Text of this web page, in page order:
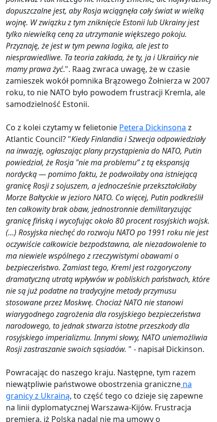
dopuszczalne jest, aby Rosja wciągnęła cały świat w wielką
wojnę. W związku z tym zniknięcie Estonii lub Ukrainy jest
tylko niewielką ceną za utrzymanie większego pokoju.
Przyznaję, że jest w tym pewna logika, ale jest to
niesprawiedliwe. Ta teoria zakłada, że ​​ty, ja i Ukraińcy nie
mamy prawa żyć.". Raag zwraca uwagę, że w czasie
zamieszek wokół pomnika Brązowego Żołnierza w 2007
roku, to nie NATO było powodem frustracji Kremla, ale
samodzielność Estonii.
Co z kolei czytamy w felietonie Petera Dickinsona z
Atlantic Council? "Kiedy Finlandia i Szwecja odpowiedziały
na inwazję, ogłaszając plany przystąpienia do NATO, Putin
powiedział, że Rosja "nie ma problemu” z tą ekspansją
nordycką — pomimo faktu, że podwoiłaby ona istniejącą
granicę Rosji z sojuszem, a jednocześnie przekształciłaby
Morze Bałtyckie w jezioro NATO. Co więcej, Putin podkreślił
ten całkowity brak obaw, jednostronnie demilitaryzując
granicę fińską i wycofując około 80 procent rosyjskich wojsk.
(...) Rosyjska niechęć do rozwoju NATO po 1991 roku nie jest
oczywiście całkowicie bezpodstawna, ale niezadowolenie to
ma niewiele wspólnego z rzeczywistymi obawami o
bezpieczeństwo. Zamiast tego, Kreml jest rozgoryczony
dramatyczną utratą wpływów w pobliskich państwach, które
nie są już podatne na tradycyjne metody przymusu
stosowane przez Moskwę. Chociaż NATO nie stanowi
wiarygodnego zagrożenia dla rosyjskiego bezpieczeństwa
narodowego, to jednak stwarza istotne przeszkody dla
rosyjskiego imperializmu. Innymi słowy, NATO uniemożliwia
Rosji zastraszanie swoich sąsiadów. " - napisał Dickinson.
Powracając do naszego kraju. Następne, tym razem
niewątpliwie państwowe obostrzenia graniczne na
granicy z Ukrainą, to część tego co dzieje się zapewne
na linii dyplomatycznej Warszawa-Kijów. Frustracja
premiera, iż Polska nadal nie ma umowy o